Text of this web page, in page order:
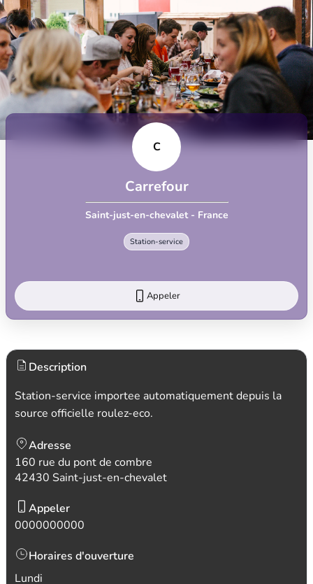
C
Carrefour
Saint-just-en-chevalet - France
Station-service
Appeler
Description
Station-service importee automatiquement depuis la
source officielle roulez-eco.
Adresse
160 rue du pont de combre
42430 Saint-just-en-chevalet
Appeler
0000000000
Horaires d'ouverture
Lundi